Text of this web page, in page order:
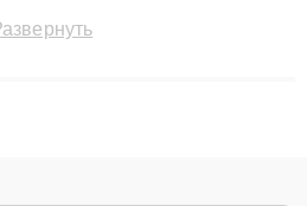
сохранением гарантии до 3 лет.